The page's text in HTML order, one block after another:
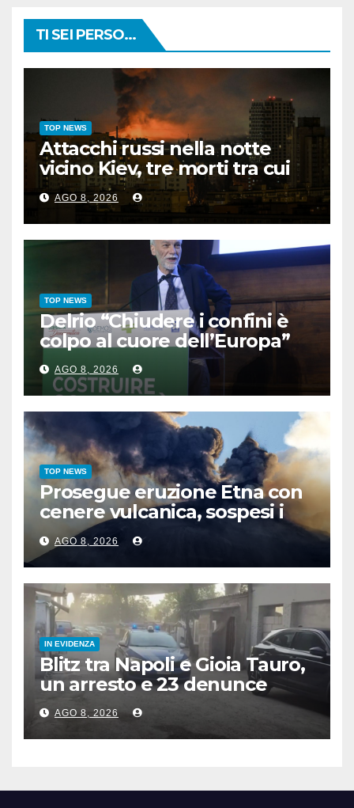
TI SEI PERSO...
TOP NEWS
Attacchi russi nella notte
vicino Kiev, tre morti tra cui
un bambino
AGO 8, 2026
TOP NEWS
Delrio “Chiudere i confini è
colpo al cuore dell’Europa”
AGO 8, 2026
TOP NEWS
Prosegue eruzione Etna con
cenere vulcanica, sospesi i
voli in arrivo a Catania
AGO 8, 2026
IN EVIDENZA
Blitz tra Napoli e Gioia Tauro,
un arresto e 23 denunce
AGO 8, 2026